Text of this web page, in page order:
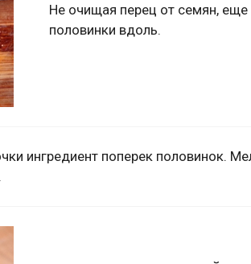
Не очищая перец от семян,
половинки вдоль.
ингредиент поперек половинок.